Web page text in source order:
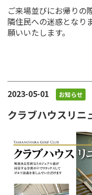
ご来場並びにお帰りの
隣住民への迷惑となり
願いいたします。
2023-05-01 お知らせ
クラブハウスリニ